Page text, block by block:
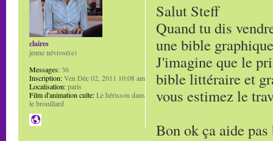
Salut Steff
Quand tu dis
une bible
J'imagine que le
bible littéraire et
vous estimez le
Bon ok ça aide pas
claires
jeune névrosé(e)
Messages:36
Inscription:Ven Déc 02, 2011 10:08 am
Localisation:paris
Film d'animation culte:Le hérisson dans
le brouillard